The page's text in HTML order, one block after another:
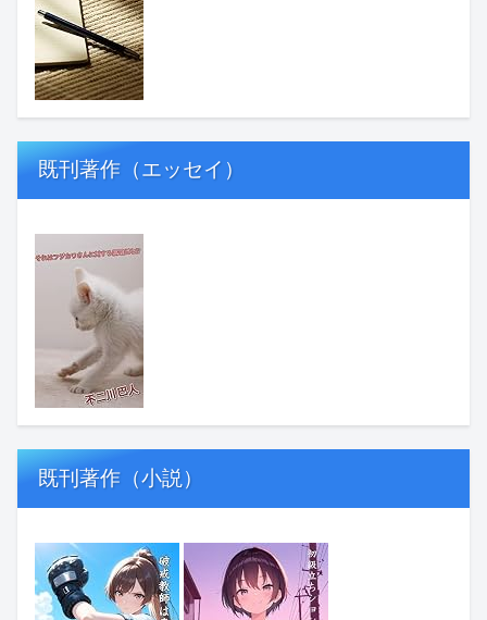
既刊著作（エッセイ）
既刊著作（小説）